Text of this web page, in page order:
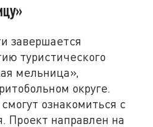
завершается
туристического
мельница»,
округе.
ознакомиться с
Проект направлен на